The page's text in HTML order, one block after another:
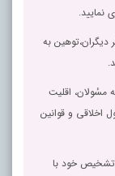
نمایید.
دیگران،توهین به
مسٔولان، اقلیت
اخلاقی و قوانین
تشخیص خود با